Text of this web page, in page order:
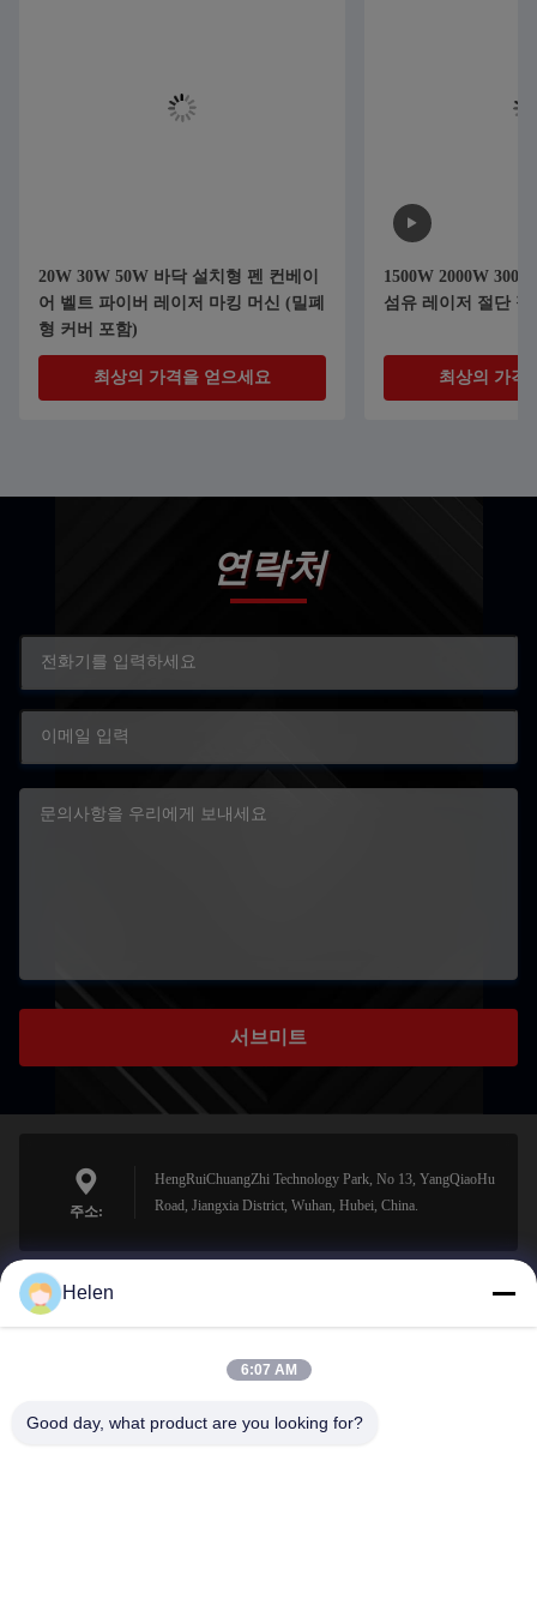
20W 30W 50W 바닥 설치형 펜 컨베이
어 벨트 파이버 레이저 마킹 머신 (밀폐
형 커버 포함)
최상의 가격을 얻으세요
1500W 2000W
섬유 레이저 절단 절
최상의 가격
연락처
서브미트
주소:
HengRuiChuangZhi Technology Park, No 13, YangQiaoHu
Road, Jiangxia District, Wuhan, Hubei, China.
sales@perfectlaser.net
Helen
6:07 AM
Good day, what product are you looking for?